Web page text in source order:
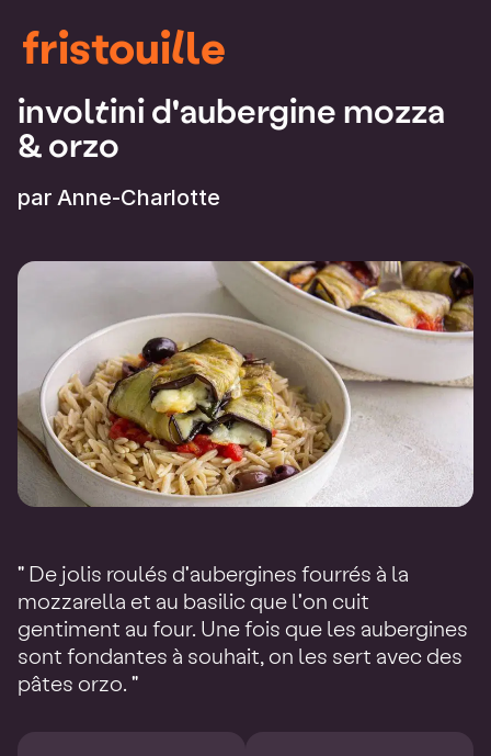
fristouille
involtini d'aubergine mozza
& orzo
par Anne-Charlotte
" De jolis roulés d'aubergines fourrés à la
mozzarella et au basilic que l'on cuit
gentiment au four. Une fois que les aubergines
sont fondantes à souhait, on les sert avec des
pâtes orzo. "